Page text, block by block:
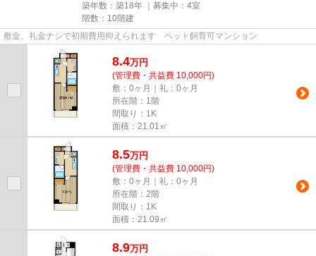
築年数：築18年 ｜募集中： 4室
階数：10階建
敷金、礼金ナシで初期費用抑えられます ペット飼育可マンション
8.4万円
(管理費・共益費 10,000円)
敷：0ヶ月｜礼：0ヶ月
所在階：1階
間取り：1K
面積：21.01㎡
8.5万円
(管理費・共益費 10,000円)
敷：0ヶ月｜礼：0ヶ月
所在階：2階
間取り：1K
面積：21.09㎡
8.9万円